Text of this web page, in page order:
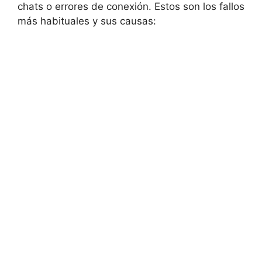
chats o errores de conexión. Estos son los fallos
más habituales y sus causas: